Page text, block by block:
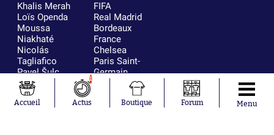
Khalis Merah
Loïs Openda
Moussa
Niakhaté
Nicolás
Tagliafico
Pavel Šulc
Gauthier Hein
Lionel Messi
Gonzalo
FIFA
Real Madrid
Bordeaux
France
Chelsea
Paris Saint-
Germain
Olympique
AC Milan
Accueil
1
Actus Boutique Forum Menu